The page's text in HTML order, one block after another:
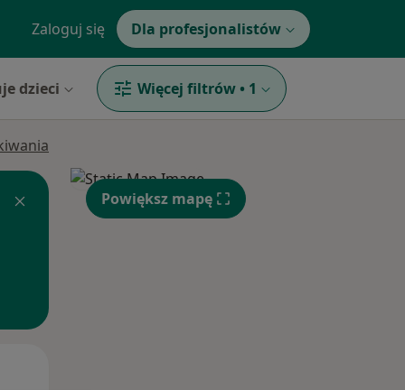
Zaloguj się Dla profesjonalistów
dzieci Więcej filtrów • 1
Powiększ mapę